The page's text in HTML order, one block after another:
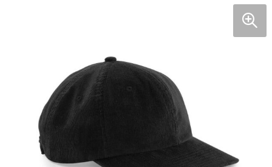
Tassen en reizen
Beurs en evenementen
Bloemen en planten
Horeca